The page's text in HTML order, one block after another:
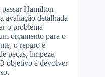
Hamilton
avaliação detalhada
o problema
orçamento para o
o reparo é
peças, limpeza
objetivo é devolver